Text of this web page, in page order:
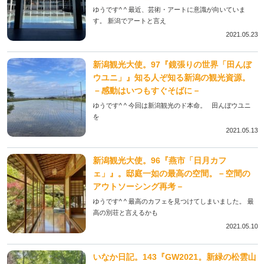
ゆうです^ ^ 最近、芸術・アートに意識が向いていま
す。 新潟でアートと言え
2021.05.23
新潟観光大使。97『鏡張りの世界「田んぼ
ウユニ」』知る人ぞ知る新潟の観光資源。
－感動はいつもすぐそばに－
ゆうです^ ^ 今回は新潟観光のド本命。 田んぼウユニ
を
2021.05.13
新潟観光大使。96『燕市「日月カフ
ェ」』。邸庭一如の最高の空間。－空間の
アウトソーシング再考－
ゆうです^ ^ 最高のカフェを見つけてしまいました。 最
高の別荘と言えるかも
2021.05.10
いなか日記。143『GW2021。新緑の松雲山